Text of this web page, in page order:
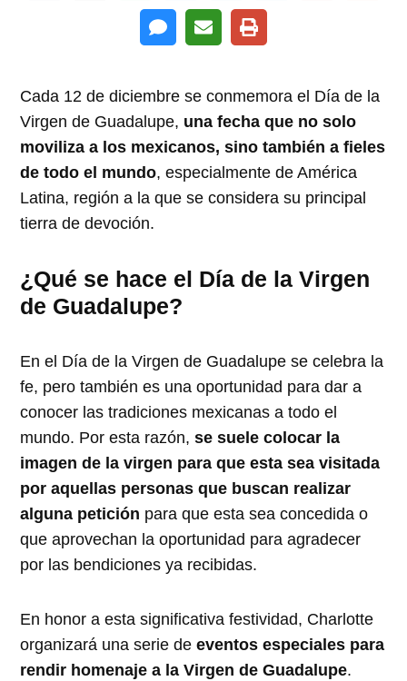
Cada 12 de diciembre se conmemora el Día de la
Virgen de Guadalupe, una fecha que no solo
moviliza a los mexicanos, sino también a fieles
de todo el mundo, especialmente de América
Latina, región a la que se considera su principal
tierra de devoción.
¿Qué se hace el Día de la Virgen
de Guadalupe?
En el Día de la Virgen de Guadalupe se celebra la
fe, pero también es una oportunidad para dar a
conocer las tradiciones mexicanas a todo el
mundo. Por esta razón,se suele colocar la
imagen de la virgen para que esta sea visitada
por aquellas personas que buscan realizar
alguna petición para que esta sea concedida o
que aprovechan la oportunidad para agradecer
por las bendiciones ya recibidas.
En honor a esta significativa festividad, Charlotte
organizará una serie deeventos especiales para
rendir homenaje a la Virgen de Guadalupe.